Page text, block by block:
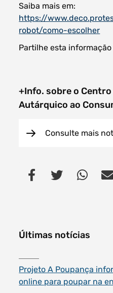
Saiba mais em:
https://
robot/como-escolher
Partilhe esta
+Info. sobre o
Autárquico ao
Consulte mais
Últimas notícias
Projeto A Poupança
online para poupar na